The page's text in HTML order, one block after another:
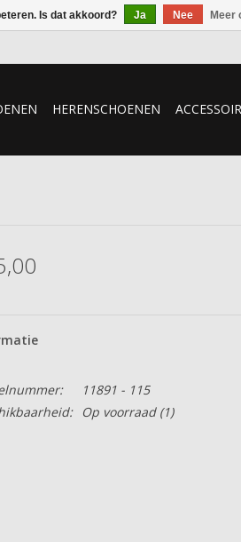
HERENSCHOENEN
11891 - 115
Op voorraad(1)
Is dat akkoord? Ja Nee Meer